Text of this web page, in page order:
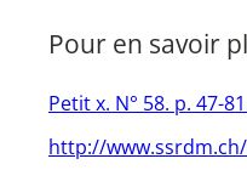
Pour en savoir
Petit x. N° 58. p. 47-
http://www.ssrdm.ch/